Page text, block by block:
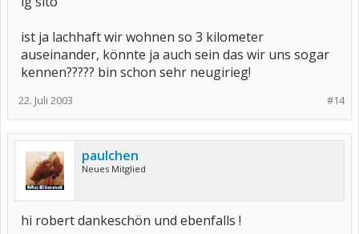
ist ja lachhaft wir wohnen so 3 kilometer
auseinander, könnte ja auch sein das wir uns sogar
kennen????? bin schon sehr neugirieg!
#14
22. Juli 2003
paulchen
Neues Mitglied
hi robert dankeschön und ebenfalls !